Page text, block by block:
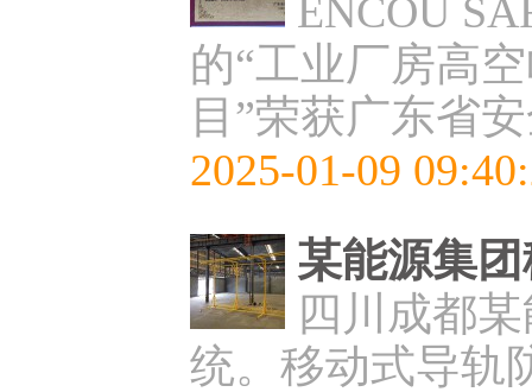
ENCOU
的“工业厂房高
目”荣获广东省
2025-01-09
某能源集
四川成都
统。移动式导轨